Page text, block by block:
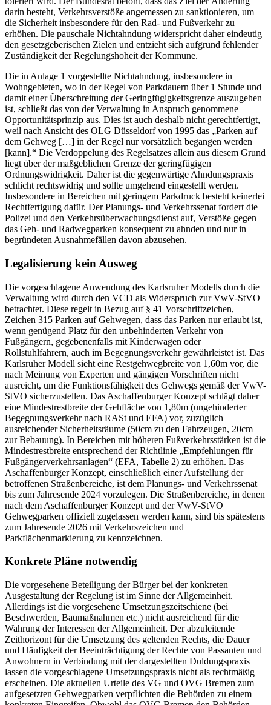
darin besteht, Verkehrsverstöße angemessen zu sanktionieren, um
die Sicherheit insbesondere für den Rad- und Fußverkehr zu
erhöhen. Die pauschale Nichtahndung widerspricht daher eindeutig
den gesetzgeberischen Zielen und entzieht sich aufgrund fehlender
Zuständigkeit der Regelungshoheit der Kommune.
Die in Anlage 1 vorgestellte Nichtahndung, insbesondere in
Wohngebieten, wo in der Regel von Parkdauern über 1 Stunde und
damit einer Überschreitung der Geringfügigkeitsgrenze auszugehen
ist, schließt das von der Verwaltung in Anspruch genommene
Opportunitätsprinzip aus. Dies ist auch deshalb nicht gerechtfertigt,
weil nach Ansicht des OLG Düsseldorf von 1995 das „Parken auf
dem Gehweg […] in der Regel nur vorsätzlich begangen werden
[kann].“ Die Verdoppelung des Regelsatzes allein aus diesem Grund
liegt über der maßgeblichen Grenze der geringfügigen
Ordnungswidrigkeit. Daher ist die gegenwärtige Ahndungspraxis
schlicht rechtswidrig und sollte umgehend eingestellt werden.
Insbesondere in Bereichen mit geringem Parkdruck besteht keinerlei
Rechtfertigung dafür. Der Planungs- und Verkehrssenat fordert die
Polizei und den Verkehrsüberwachungsdienst auf, Verstöße gegen
das Geh- und Radwegparken konsequent zu ahnden und nur in
begründeten Ausnahmefällen davon abzusehen.
Legalisierung kein Ausweg
Die vorgeschlagene Anwendung des Karlsruher Modells durch die
Verwaltung wird durch den VCD als Widerspruch zur VwV-StVO
betrachtet. Diese regelt in Bezug auf § 41 Vorschriftzeichen,
Zeichen 315 Parken auf Gehwegen, dass das Parken nur erlaubt ist,
wenn genügend Platz für den unbehinderten Verkehr von
Fußgängern, gegebenenfalls mit Kinderwagen oder
Rollstuhlfahrern, auch im Begegnungsverkehr gewährleistet ist. Das
Karlsruher Modell sieht eine Restgehwegbreite von 1,60m vor, die
nach Meinung von Experten und gängigen Vorschriften nicht
ausreicht, um die Funktionsfähigkeit des Gehwegs gemäß der VwV-
StVO sicherzustellen. Das Aschaffenburger Konzept schlägt daher
eine Mindestrestbreite der Gehfläche von 1,80m (ungehinderter
Begegnungsverkehr nach RASt und EFA) vor, zuzüglich
ausreichender Sicherheitsräume (50cm zu den Fahrzeugen, 20cm
zur Bebauung). In Bereichen mit höheren Fußverkehrsstärken ist die
Mindestrestbreite entsprechend der Richtlinie „Empfehlungen für
Fußgängerverkehrsanlagen“ (EFA, Tabelle 2) zu erhöhen. Das
Aschaffenburger Konzept, einschließlich einer Aufstellung der
betroffenen Straßenbereiche, ist dem Planungs- und Verkehrssenat
bis zum Jahresende 2024 vorzulegen. Die Straßenbereiche, in denen
nach dem Aschaffenburger Konzept und der VwV-StVO
Gehwegparken offiziell zugelassen werden kann, sind bis spätestens
zum Jahresende 2026 mit Verkehrszeichen und
Parkflächenmarkierung zu kennzeichnen.
Konkrete Pläne notwendig
Die vorgesehene Beteiligung der Bürger bei der konkreten
Ausgestaltung der Regelung ist im Sinne der Allgemeinheit.
Allerdings ist die vorgesehene Umsetzungszeitschiene (bei
Beschwerden, Baumaßnahmen etc.) nicht ausreichend für die
Wahrung der Interessen der Allgemeinheit. Der abzuleitende
Zeithorizont für die Umsetzung des geltenden Rechts, die Dauer
und Häufigkeit der Beeinträchtigung der Rechte von Passanten und
Anwohnern in Verbindung mit der dargestellten Duldungspraxis
lassen die vorgeschlagene Umsetzungspraxis nicht als rechtmäßig
erscheinen. Die aktuellen Urteile des VG und OVG Bremen zum
aufgesetzten Gehwegparken verpflichten die Behörden zu einem